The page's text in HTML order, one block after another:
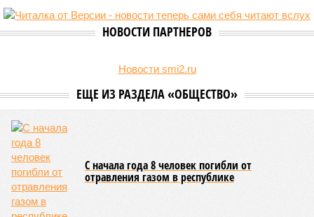
НОВОСТИ ПАРТНЕРОВ
Новости smi2.ru
ЕЩЕ ИЗ РАЗДЕЛА «ОБЩЕСТВО»
С начала года 8 человек погибли от
отравления газом в республике